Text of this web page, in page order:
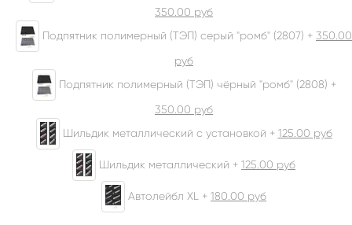
350.00 руб
Подпятник полимерный (ТЭП) серый "ромб" (2807) + 350.00
руб
Подпятник полимерный (ТЭП) чёрный "ромб" (2808) +
350.00 руб
Шильдик металлический с установкой + 125.00 руб
Шильдик металлический + 125.00 руб
Автолейбл XL + 180.00 руб